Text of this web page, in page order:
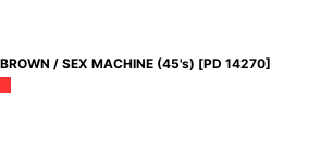
/ SEX MACHINE (45's) [PD 14270]